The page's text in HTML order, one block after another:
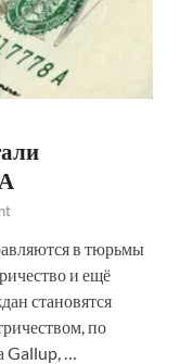
в тюрьмы
и ещё
становятся
по
Gallup, …